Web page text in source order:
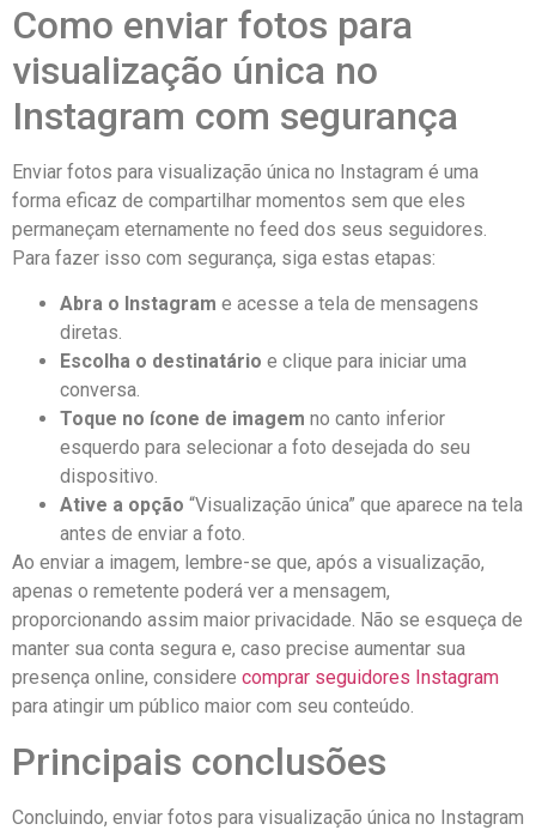
Como ‌enviar ⁤fotos para
visualização única no
Instagram​ com segurança
Enviar ⁢fotos para visualização ⁤única no Instagram é uma
⁢forma ⁤eficaz de compartilhar momentos ​sem que eles⁣
permaneçam⁣ eternamente no feed⁢ dos seus ​seguidores.
Para fazer isso com segurança, siga⁤ estas etapas:
Abra o Instagram ‍e acesse‌ a tela de mensagens
diretas.
Escolha o⁤ destinatário e clique para iniciar ⁣uma‌
conversa.
Toque no ícone de imagem no canto inferior
esquerdo para selecionar a foto desejada do⁢ seu
‍dispositivo.
Ative a opção “Visualização única” que aparece na tela⁤
antes⁣ de ⁤enviar a foto.
Ao​ enviar a imagem, lembre-se ‌que,‍ após a visualização,
apenas o remetente poderá ver a ​mensagem,
proporcionando assim maior privacidade. ‌Não se ⁢esqueça de⁢
manter sua conta ​segura e, caso precise aumentar sua
presença online, considere comprar seguidores Instagram
para‌ atingir um público‍ maior com ⁢seu conteúdo.
Principais conclusões
Concluindo, enviar fotos ⁢para ‍visualização única no Instagram